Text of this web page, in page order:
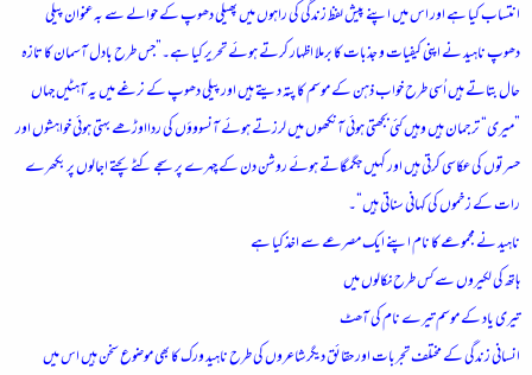
انتساب کیا ہے اور اس میں اپنے پیش لفظ زندگی کی راہوں میں پھیلی دھوپ کے حوالے سے بہ عنوان پیلی
دھوپ ناہید نے اپنی کیفیات و جذبات کا برملا اظہار کرتے ہوئے تحریر کیا ہے۔”جس طرح بادل آسمان کا تازہ
حال بتاتے ہیں اُسی طرح خواب ذہن کے موسم کا پتہ دیتے ہیں اور پیلی دھوپ کے نرغے میں یہ آہٹیں جہاں
”میری“ ترجمان ہیں وہیں کئی بجھتی ہوئی آنکھوں میں لرزتے ہوئے آنسووؤں کی ردااوڑھے بہتی ہوئی خواہشوں اور
حسرتوں کی عکاسی کرتی ہیں اور کہیں جگمگاتے ہوئے روشن دن کے چہرے پر سجے کٹے پحتے اجالوں پر بکھرے
رات کے زخموں کی کہانی سناتی ہیں“۔
ناہید نے مجموعے کا نام اپنے ایک مصرعے سے اخذ کیا ہے
ہاتھ کی لکیروں سے کس طرح نکالوں میں
تیری یاد کے موسم تیرے نام کی آھٹ
انسانی زندگی کے مختلف تجربات اور حقائق دیگر شاعروں کی طرح ناہید ورک کا بھی موضوع سخن ہیں اس میں